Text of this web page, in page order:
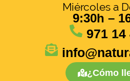
Miércoles a
9:30h –
971 14
¿Cómo